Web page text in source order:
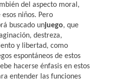
del aspecto moral,
niños. Pero
buscado unjuego, que
destreza,
y libertad, como
espontáneos de estos
hacerse énfasis en estos
entender las funciones